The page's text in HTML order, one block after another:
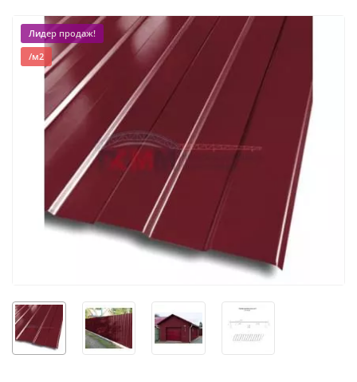
Лидер продаж!
/м2